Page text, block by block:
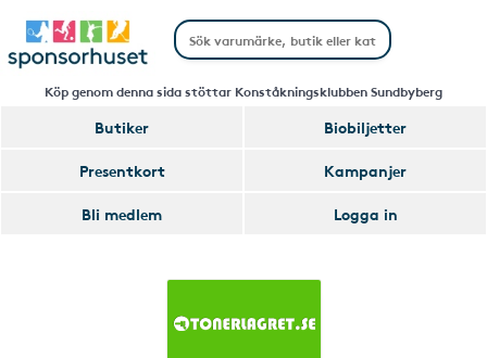
Köp genom denna sida stöttar Konståkningsklubben Sundbyberg
Butiker
Biobiljetter
Presentkort
Kampanjer
Bli medlem
Logga in